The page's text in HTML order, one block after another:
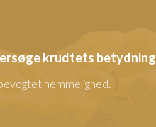
krudtets betydning
hemmelighed.